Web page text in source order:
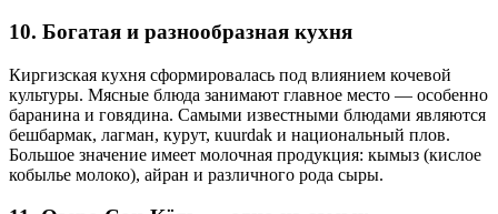
10. Богатая и разнообразная кухня
Киргизская кухня сформировалась под влиянием кочевой
культуры. Мясные блюда занимают главное место — особенно
баранина и говядина. Самыми известными блюдами являются
бешбармак, лагман, курут, кuurdak и национальный плов.
Большое значение имеет молочная продукция: кымыз (кислое
кобылье молоко), айран и различного рода сыры.